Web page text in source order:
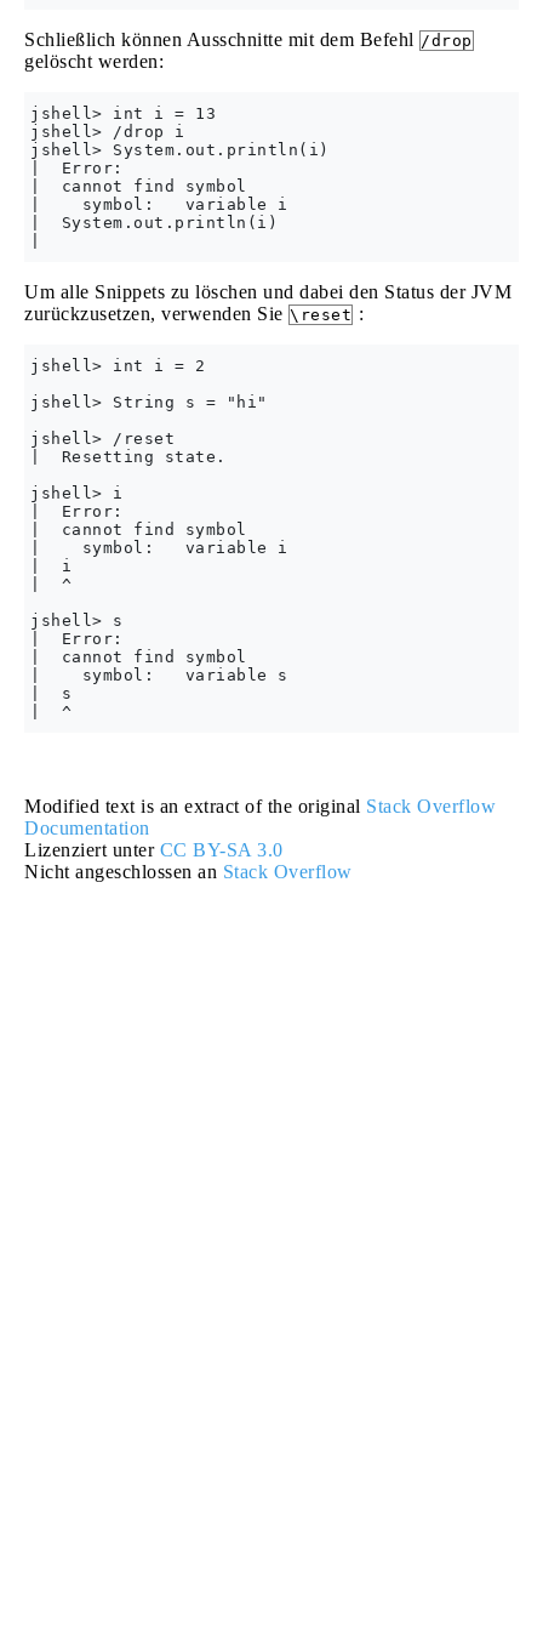
Schließlich können Ausschnitte mit dem Befehl /drop
gelöscht werden:
jshell> int i = 13
jshell> /drop i
jshell> System.out.println(i)
|  Error:
|  cannot find symbol
|    symbol:   variable i
|  System.out.println(i)
Um alle Snippets zu löschen und dabei den Status der JVM
zurückzusetzen, verwenden Sie \reset :
jshell> int i = 2
jshell> String s = "hi"
jshell> /reset
|  Resetting state.
jshell> i
|  Error:
|  cannot find symbol
|    symbol:   variable i
|  i
|  ^
jshell> s
|  Error:
|  cannot find symbol
|    symbol:   variable s
|  s
Modified text is an extract of the original Stack Overflow
Documentation
Lizenziert unter CC BY-SA 3.0
Nicht angeschlossen an Stack Overflow